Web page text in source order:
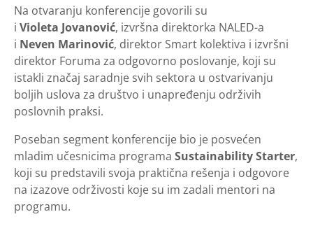
Na otvaranju konferencije govorili su
i Violeta Jovanović, izvršna direktorka NALED-a
i Neven Marinović, direktor Smart kolektiva i izvršni
direktor Foruma za odgovorno poslovanje, koji su
istakli značaj saradnje svih sektora u ostvarivanju
boljih uslova za društvo i unapređenju održivih
poslovnih praksi.
Poseban segment konferencije bio je posvećen
mladim učesnicima programa Sustainability Starter,
koji su predstavili svoja praktična rešenja i odgovore
na izazove održivosti koje su im zadali mentori na
programu.